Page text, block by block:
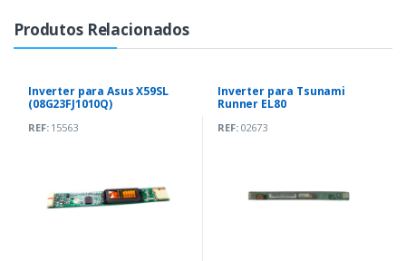
Produtos Relacionados
Inverter para Asus X59SL
(08G23FJ1010Q)
REF:15563
Inverter para Tsunami
Runner EL80
REF:02673